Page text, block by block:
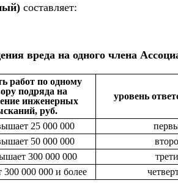
составляет:
вреда на одного члена
работ по одному
подряда на
инженерных
руб.
уровень
25 000 000
50 000 000
300 000 000
300 000 000 и более